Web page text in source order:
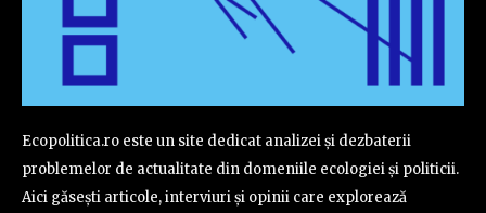
Ecopolitica.ro este un site dedicat analizei și dezbaterii
problemelor de actualitate din domeniile ecologiei și politicii.
Aici găsești articole, interviuri și opinii care explorează